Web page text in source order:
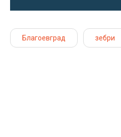
Благоевград зебри